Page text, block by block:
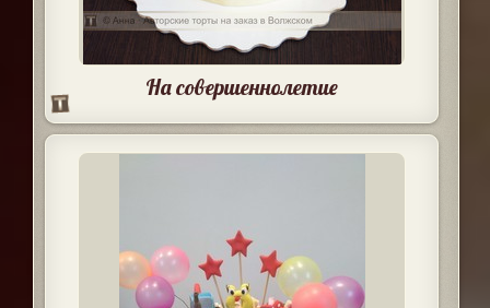
На совершеннолетие